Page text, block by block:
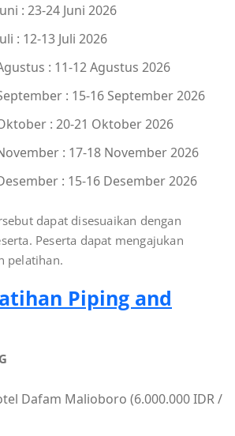
: 23-24 Juni 2026
: 12-13 Juli 2026
: 11-12 Agustus 2026
: 15-16 September 2026
: 20-21 Oktober 2026
: 17-18 November 2026
: 15-16 Desember 2026
dapat disesuaikan dengan
Peserta dapat mengajukan
pelatihan.
Piping and
Dafam Malioboro (6.000.000 IDR /